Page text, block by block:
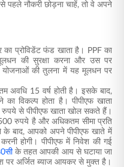
से पहले नौकरी छोड़ना चाहें, तो वे अपने
का प्रोविडेंट फंड खाता है। PPF का
की सुरक्षा करना और उस पर
योजनाओं की तुलना में यह मूलधन पर
अवधि 15 वर्ष होती है। इसके बाद,
विकल्प होता है। पीपीएफ खाता
से पीपीएफ खाता खोल सकते हैं।
रुपये है और अधिकतम सीमा प्रति
के बाद, आपको अपने पीपीएफ खाते में
होगी। पीपीएफ में निवेश की गई
के तहत आपकी आय से घटाया जा
पर अर्जित ब्याज आयकर से मुक्त है।